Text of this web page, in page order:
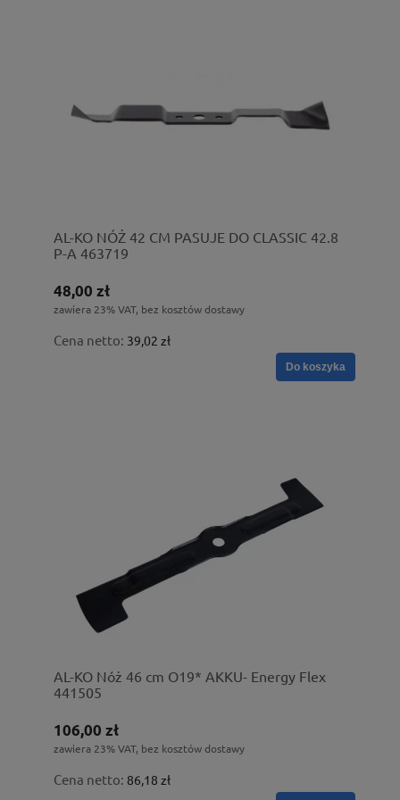
AL-KO NÓŻ 42 CM PASUJE DO CLASSIC 42.8
P-A 463719
48,00 zł
zawiera 23% VAT, bez kosztów dostawy
Cena netto: 39,02 zł
Do koszyka
AL-KO Nóż 46 cm O19* AKKU- Energy Flex
441505
106,00 zł
zawiera 23% VAT, bez kosztów dostawy
Cena netto: 86,18 zł